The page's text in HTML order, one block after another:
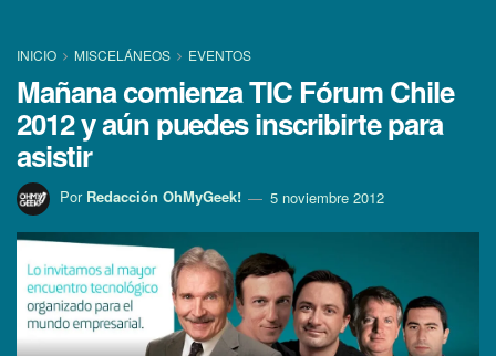
INICIO MISCELÁNEOS EVENTOS
Mañana comienza TIC Fórum Chile
2012 y aún puedes inscribirte para
asistir
Por Redacción OhMyGeek! 5 noviembre 2012